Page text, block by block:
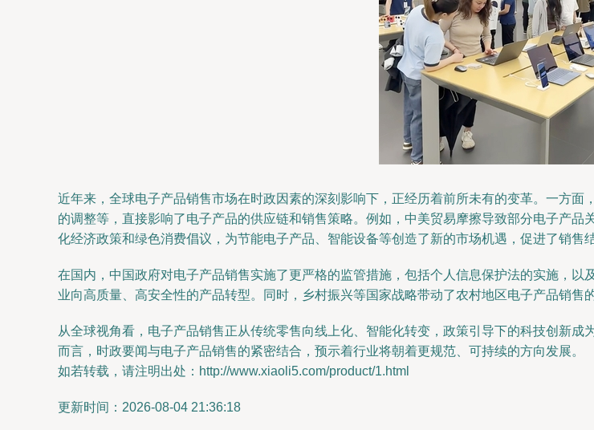
近年来，全球电子产品销售市场在时政因素的深刻影响下，正经历着前所未有的变革。一方
的调整等，直接影响了电子产品的供应链和销售策略。例如，中美贸易摩擦导致部分电子产
化经济政策和绿色消费倡议，为节能电子产品、智能设备等创造了新的市场机遇，促进了销售
在国内，中国政府对电子产品销售实施了更严格的监管措施，包括个人信息保护法的实施，
业向高质量、高安全性的产品转型。同时，乡村振兴等国家战略带动了农村地区电子产品销售
从全球视角看，电子产品销售正从传统零售向线上化、智能化转变，政策引导下的科技创新
而言，时政要闻与电子产品销售的紧密结合，预示着行业将朝着更规范、可持续的方向发展。
如若转载，请注明出处：http://www.xiaoli5.com/product/1.html
更新时间：2026-08-04 21:36:18